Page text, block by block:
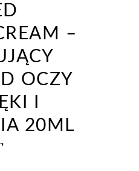
–
OCZY
I
20ML